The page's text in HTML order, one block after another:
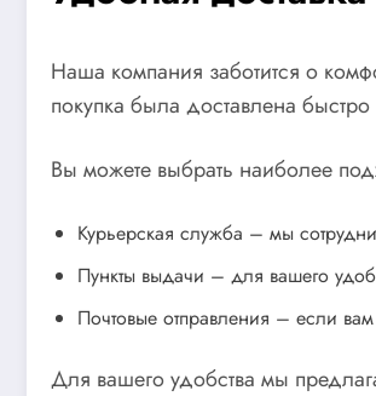
Наша компания заботится о
покупка была доставлена
Вы можете выбрать наиболее
Курьерская служба – мы
Пункты выдачи – для вашего
Почтовые отправления – если
Для вашего удобства мы